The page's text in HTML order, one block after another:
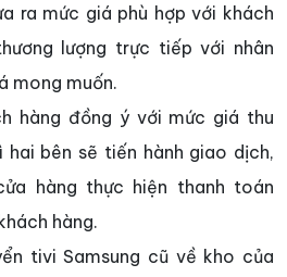
ra mức giá phù hợp với khách
lượng trực tiếp với nhân
mong muốn.
hàng đồng ý với mức giá thu
bên sẽ tiến hành giao dịch,
hàng thực hiện thanh toán
hàng.
tivi Samsung cũ về kho của